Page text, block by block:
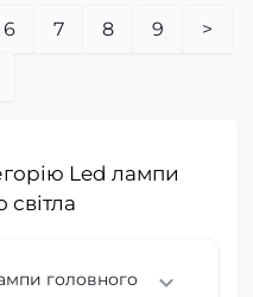
6 7 8 9 >
Led лампи
світла
головного